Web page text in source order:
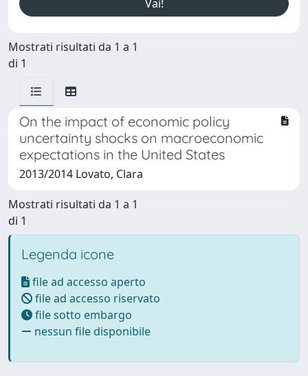
Mostrati risultati da 1 a 1
di 1
On the impact of economic policy
uncertainty shocks on macroeconomic
expectations in the United States
2013/2014 Lovato, Clara
Mostrati risultati da 1 a 1
di 1
Legenda icone
file ad accesso aperto
file ad accesso riservato
file sotto embargo
nessun file disponibile